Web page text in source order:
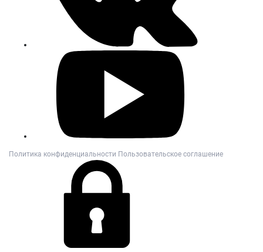
Политика конфиденциальности Пользовательское соглашение